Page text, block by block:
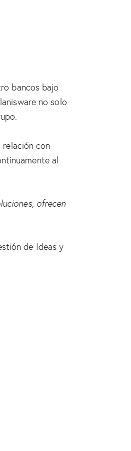
bancos bajo
no solo
con
al
ofrecen
de Ideas y